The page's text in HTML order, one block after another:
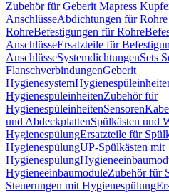
Zubehör für Geberit Mapress
AnschlüsseAbdichtungen für
RohreBefestigungen für Rohre
AnschlüsseErsatzteile für
AnschlüsseSystemdichtungenSets
FlanschverbindungenGeberit
Hygienesystem
HygienespüleinheitenZubehör für
HygienespüleinheitenSensoren
und AbdeckplattenSpülkästen und
HygienespülungErsatzteile für
HygienespülungUP-Spülkästen mit
Hygienespülung
HygieneeinbaumoduleZubehör für
Steuerungen mit Hygienespülung